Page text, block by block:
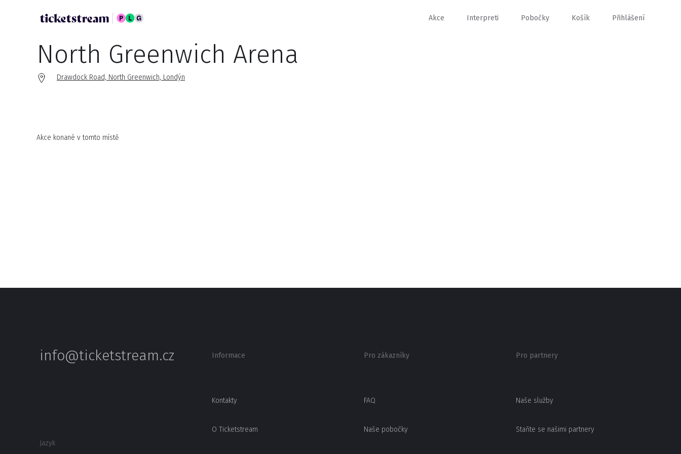
Akce Interpreti Pobočky Košík Přihlášení
North Greenwich Arena
Drawdock Road, North Greenwich, Londýn
Akce konané v tomto místě
info@ticketstream.cz
Jazyk
Informace
Kontakty
O Ticketstream
Pro zákazníky
FAQ
Naše pobočky
Pro partnery
Naše služby
Staňte se našimi partnery